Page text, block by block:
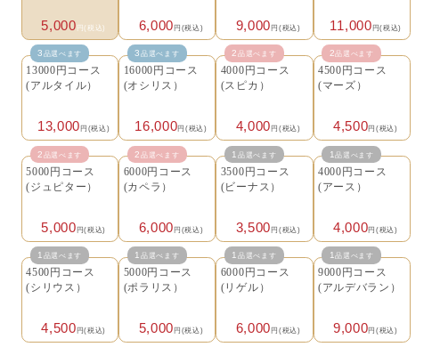
5,000 円(税込) 6,000円(税込) 9,000円(税込) 11,000円(税込)
13000円コース
(アルタイル）
13,000円(税込)
3 品選べます
16000円コース
(オシリス）
16,000円(税込)
3 品選べます
4000円コース
(スピカ）
4,000円(税込)
2品選べます
4500円コース
(マーズ）
4,500円(税込)
2品選べます
5000円コース
(ジュピター）
5,000円(税込)
2 品選べます
6000円コース
(カペラ）
6,000円(税込)
2 品選べます
3500円コース
(ビーナス）
3,500円(税込)
1品選べます
4000円コース
(アース）
4,000円(税込)
1品選べます
4500円コース
(シリウス）
4,500円(税込)
1 品選べます
5000円コース
(ポラリス）
5,000円(税込)
1 品選べます
6000円コース
(リゲル）
6,000円(税込)
1品選べます
9000円コース
(アルデバラン）
9,000円(税込)
1品選べます